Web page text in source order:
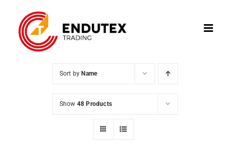
content
Sort by Name
Show 48 Products